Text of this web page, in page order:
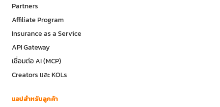
Partners
Affiliate Program
Insurance as a Service
API Gateway
เชื่อมต่อ AI (MCP)
Creators และ KOLs
แอปสำหรับลูกค้า